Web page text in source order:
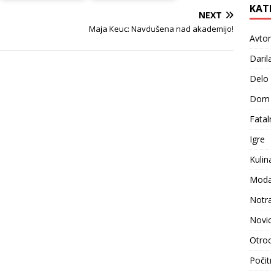
NEXT
Maja Keuc: Navdušena nad akademijo!
Delo
Dom
Igre